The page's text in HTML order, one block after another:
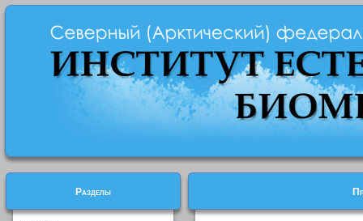
Разделы